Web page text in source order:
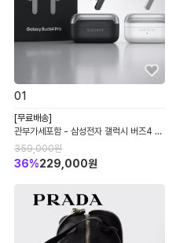
01
[무료배송]
관부가세포함 - 삼성전자 갤럭시 버즈4 프
로 R640 노이즈캔슬링 ANC 블루투스 무
선 이어폰 관세포함
359,000원
36%229,000원